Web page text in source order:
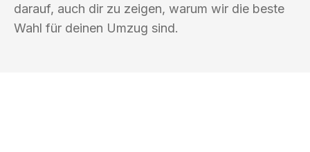
darauf, auch dir zu zeigen, warum wir die beste
Wahl für deinen Umzug sind.